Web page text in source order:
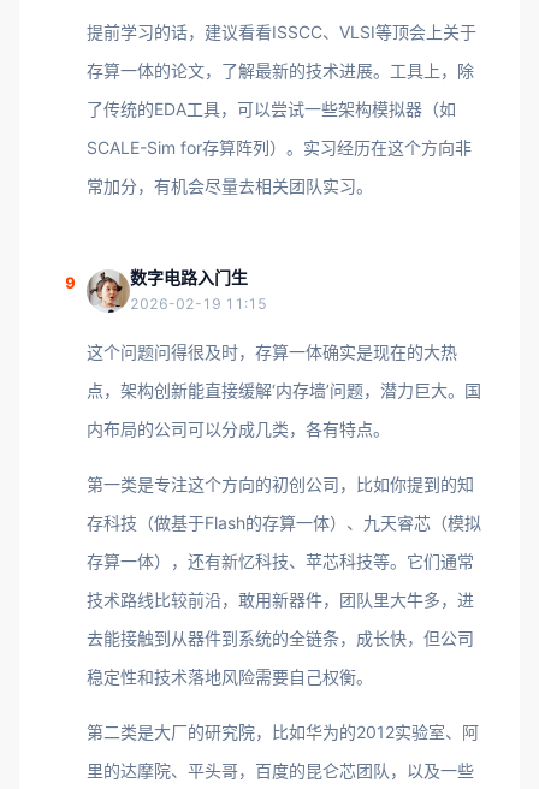
提前学习的话，建议看看ISSCC、VLSI等顶会上关于
存算一体的论文，了解最新的技术进展。工具上，除
了传统的EDA工具，可以尝试一些架构模拟器（如
SCALE-Sim for存算阵列）。实习经历在这个方向非
常加分，有机会尽量去相关团队实习。
9 数字电路入门生
2026-02-19 11:15
这个问题问得很及时，存算一体确实是现在的大热
点，架构创新能直接缓解‘内存墙’问题，潜力巨大。国
内布局的公司可以分成几类，各有特点。
第一类是专注这个方向的初创公司，比如你提到的知
存科技（做基于Flash的存算一体）、九天睿芯（模拟
存算一体），还有新忆科技、苹芯科技等。它们通常
技术路线比较前沿，敢用新器件，团队里大牛多，进
去能接触到从器件到系统的全链条，成长快，但公司
稳定性和技术落地风险需要自己权衡。
第二类是大厂的研究院，比如华为的2012实验室、阿
里的达摩院、平头哥，百度的昆仑芯团队，以及一些